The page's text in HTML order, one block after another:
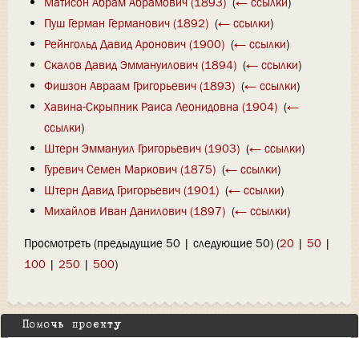
Пуш Герман Германович (1892)‎ (← ссылки)
Рейнгольд Давид Аронович (1900)‎ (← ссылки)
Скалов Давид Эммануилович (1894)‎ (← ссылки)
Фишзон Авраам Григорьевич (1893)‎ (← ссылки)
Хавина-Скрыпник Раиса Леонидовна (1904)‎ (←
ссылки)
Штерн Эммануил Григорьевич (1903)‎ (← ссылки)
Гуревич Семен Маркович (1875)‎ (← ссылки)
Штерн Давид Григорьевич (1901)‎ (← ссылки)
Михайлов Иван Данилович (1897)‎ (← ссылки)
Просмотреть (предыдущие 50 | следующие 50) (20 | 50 |
100 | 250 | 500)
Помочь проекту